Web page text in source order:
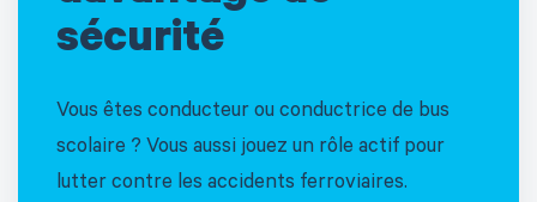
sécurité
Vous êtes conducteur ou conductrice de bus
scolaire ? Vous aussi jouez un rôle actif pour
lutter contre les accidents ferroviaires.